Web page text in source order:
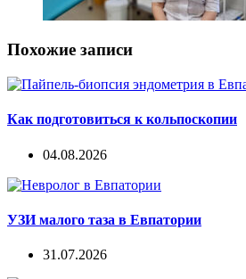
Похожие записи
Как подготовиться к кольпоскопии
04.08.2026
УЗИ малого таза в Евпатории
31.07.2026